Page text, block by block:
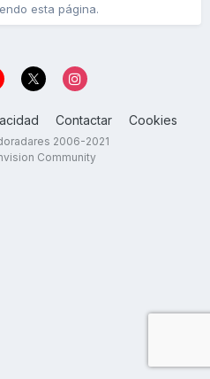
esta página.
Contactar Cookies
2006-2021
Community